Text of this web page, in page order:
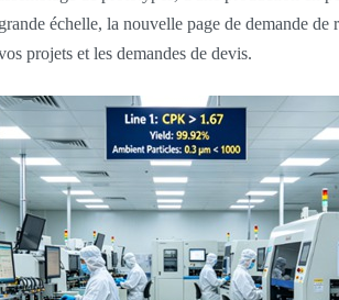
échelle, la nouvelle page de demande
projets et les demandes de devis.